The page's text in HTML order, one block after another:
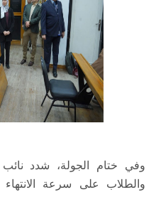
وفي ختام الجولة، شدد
والطلاب على سرعة